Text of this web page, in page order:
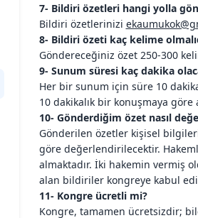
7- Bildiri özetleri hangi yolla
Bildiri özetlerinizi
8- Bildiri özeti kaç kelime
Göndereceğiniz özet 250-300
9- Sunum süresi kaç dakika
Her bir sunum için süre 10
10 dakikalık bir konuşmaya göre
10- Gönderdiğim özet nasıl
Gönderilen özetler kişisel
göre değerlendirilecektir.
almaktadır. İki hakemin vermiş
alan bildiriler kongreye kabul
11- Kongre ücretli mi?
Kongre, tamamen ücretsizdir;